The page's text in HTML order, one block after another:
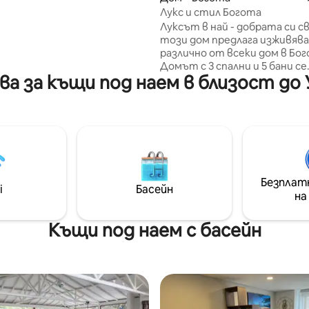
място, идеално за семейни
комфорт и
престой.
Лукс и стил Богота
Луксът в най - добрата си
този дом предлага
различно от всеки дом в
Домът с 3 спални и 5 бани се
откроява със своята
функционалност и
се на джакузито за 12 души
странични шезлонги,
маса за джаги. Отпуснете
гледайки любимия си филм
мокър бар и скара за
обзаведен дом. НЕ СЕ
ПАРТИТА
за къщи под наем в близост
Басейн
Къщи под наем с басейн